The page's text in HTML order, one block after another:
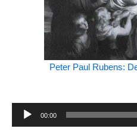
Peter Paul Rubens:
Audio-
00:00